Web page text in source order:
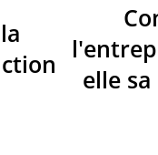
elle